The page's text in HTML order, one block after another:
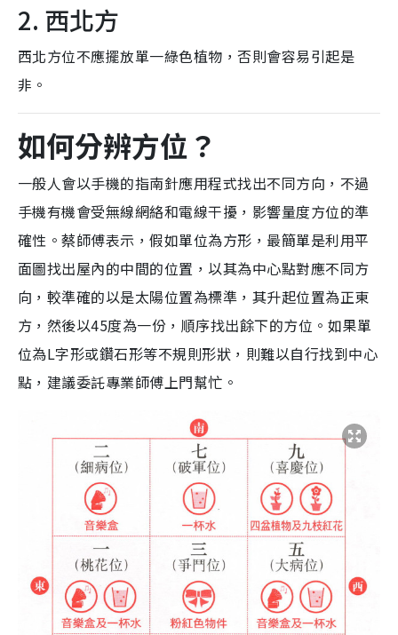
2. 西北方
西北方位不應擺放單一綠色植物，否則會容易引起是
非。
如何分辨方位？
一般人會以手機的指南針應用程式找出不同方向，不過
手機有機會受無線網絡和電線干擾，影響量度方位的準
確性。蔡師傅表示，假如單位為方形，最簡單是利用平
面圖找出屋內的中間的位置，以其為中心點對應不同方
向，較準確的以是太陽位置為標準，其升起位置為正東
方，然後以45度為一份，順序找出餘下的方位。如果單
位為L字形或鑽石形等不規則形狀，則難以自行找到中心
點，建議委託專業師傅上門幫忙。